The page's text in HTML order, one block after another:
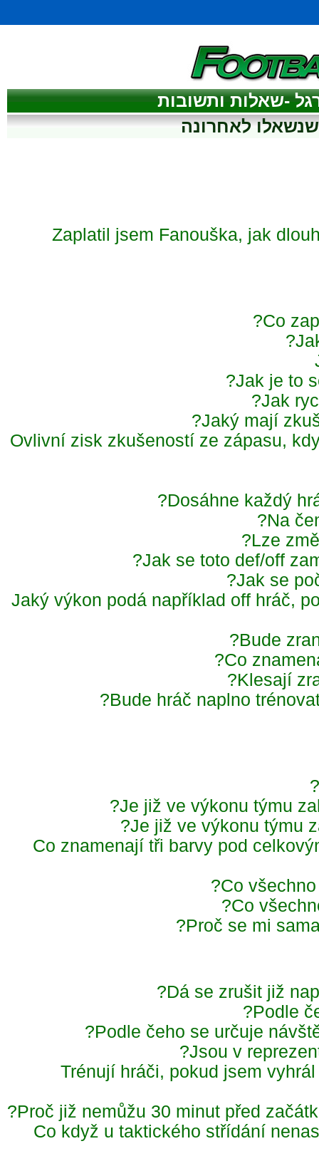
-שאלות ותשובות
לאחרונה
Zaplatil jsem Fanouška, jak
Co
Jak je to
Jak
Jaký mají
Ovlivní zisk zkušeností ze zápasu,
Dosáhne každý
Na
Lze
Jak se toto def/off
Jak se
Jaký výkon podá například off hráč,
Bude
Co
Klesají
Bude hráč naplno
Je již ve výkonu týmu
Je již ve výkonu týmu
Co znamenají tři barvy pod
Co
Co
Proč se mi
Dá se zrušit již
Podle
Podle čeho se určuje
Jsou v
Trénují hráči, pokud jsem
Proč již nemůžu 30 minut před
Co když u taktického střídání